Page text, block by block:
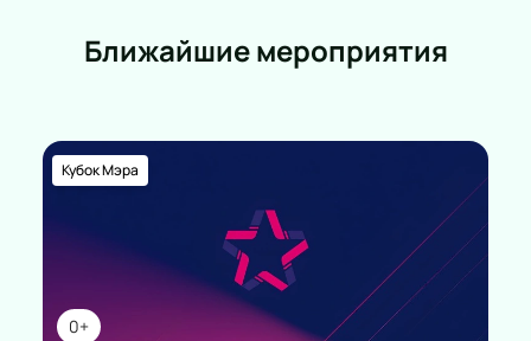
Ближайшие мероприятия
0+
Кубок Мэра